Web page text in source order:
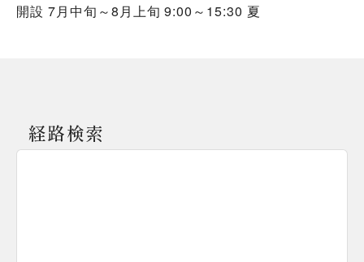
開設 7月中旬～8月上旬 9:00～15:30 夏
経路検索